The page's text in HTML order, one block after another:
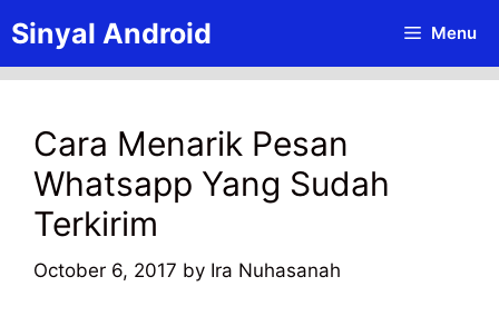
to
content
Sinyal Android Menu
Cara Menarik Pesan
Whatsapp Yang Sudah
Terkirim
October 6, 2017 by Ira Nuhasanah